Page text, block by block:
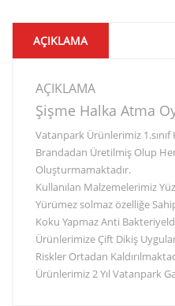
AÇIKLAMA
AÇIKLAMA
Şişme Halka Atma
Vatanpark Ürünlerimiz 1.sınıf
Brandadan Üretilmiş Olup
Oluşturmamaktadır.
Kullanılan Malzemelerimiz
Yürümez solmaz özelliğe
Koku Yapmaz Anti
Ürünlerimize Çift Dikiş
Riskler Ortadan
Ürünlerimiz 2 Yıl Vatanpark